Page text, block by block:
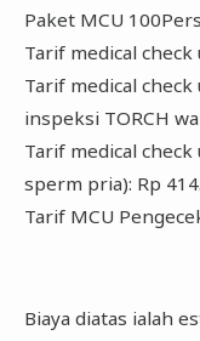
Paket MCU
Tarif medical
Tarif medical
inspeksi TORCH
Tarif medical
sperm pria): Rp
Tarif MCU
Biaya diatas ialah